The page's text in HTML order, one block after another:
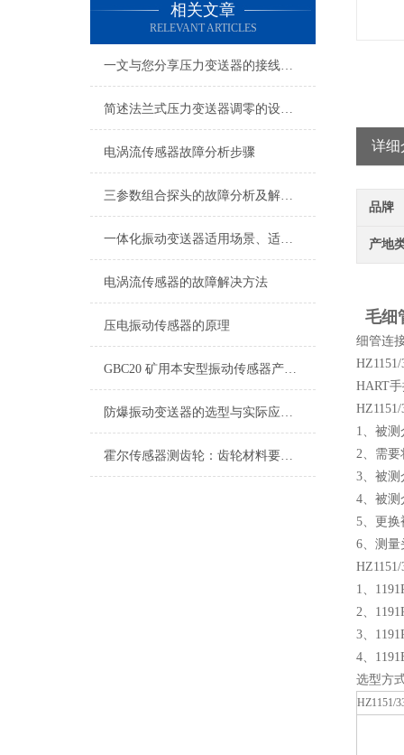
相关文章
RELEVANT ARTICLES
一文与您分享压力变送器的接线方法
简述法兰式压力变送器调零的设置方法
电涡流传感器故障分析步骤
三参数组合探头的故障分析及解决方法
一体化振动变送器适用场景、适用设备及安装位置详解
电涡流传感器的故障解决方法
压电振动传感器的原理
GBC20 矿用本安型振动传感器产品说明书
防爆振动变送器的选型与实际应用有哪些？
霍尔传感器测齿轮：齿轮材料要求详解
详细
品牌
产地
毛细
细管连
HART
1、被
2、需要
3、被测
4、被测
5、更换
6、测量
1、
2、
3、
4、
选型方
HZ1151/